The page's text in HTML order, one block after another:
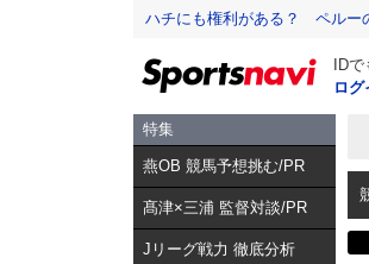
ハチにも権利がある？ ペルー
ID
ログ
特集
燕OB 競馬予想挑む/PR
髙津×三浦 監督対談/PR
Jリーグ戦力 徹底分析